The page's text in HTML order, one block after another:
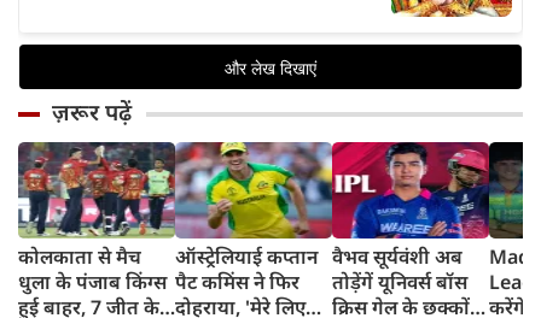
ज़रूर पढ़ें
कोलकाता से मैच
धुला के पंजाब किंग्स
हुई बाहर, 7 जीत के
ऑस्ट्रेलियाई कप्तान
पैट कमिंस ने फिर
दोहराया, 'मेरे लिए
वैभव सूर्यवंशी अब
तोड़ेंगें यूनिवर्स बॉस
क्रिस गेल के छक्कों
करेंगे